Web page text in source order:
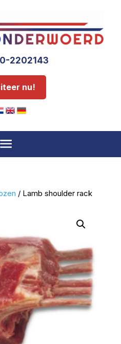
2202143
nu!
/ Lamb shoulder rack